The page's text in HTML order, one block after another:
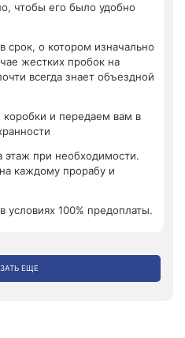
чтобы его было удобно
срок, о котором изначально
жестких пробок на
всегда знает объездной
и передаем вам в
при необходимости.
каждому прорабу и
условиях 100% предоплаты.
ЕЩЕ